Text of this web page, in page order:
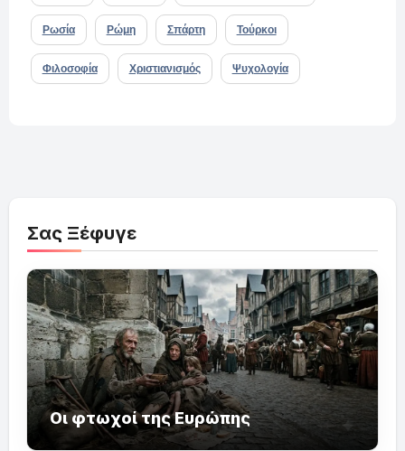
Ρωσία Ρώμη Σπάρτη Τούρκοι
Φιλοσοφία Χριστιανισμός Ψυχολογία
Σας Ξέφυγε
Οι φτωχοί της Ευρώπης